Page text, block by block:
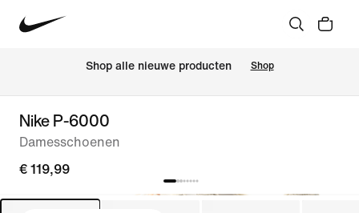
Shop alle nieuwe producten Shop
Nike P-6000
Damesschoenen
€ 119,99